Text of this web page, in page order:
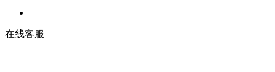
在线客服